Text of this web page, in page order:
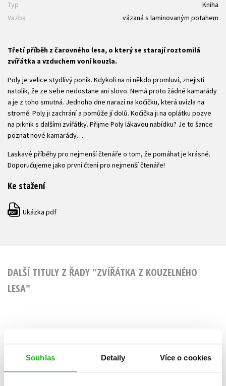
Souhlas Detaily Více o cookies
Typ
Kniha
Vazba
vázaná s laminovaným potahem
Třetí příběh z čarovného lesa, o který se starají roztomilá
zvířátka a vzduchem voní kouzla.
Poly je velice stydlivý poník. Kdykoli na ni někdo promluví, znejistí
natolik, že ze sebe nedostane ani slovo. Nemá proto žádné kamarády
a je z toho smutná. Jednoho dne narazí na kočičku, která uvízla na
stromě. Poly ji zachrání a pomůže jí dolů. Kočička ji na oplátku pozve
na piknik s dalšími zvířátky. Přijme Poly lákavou nabídku? Je to šance
poznat nové kamarády…
Laskavé příběhy pro nejmenší čtenáře o tom, že pomáhat je krásné.
Doporučujeme jako první čtení pro nejmenší čtenáře!
Ke stažení
PDF Ukázka.pdf
DALŠÍ TITULY Z ŘADY "ZVÍŘÁTKA Z KOUZELNÉHO
LESA"
Zvířátka z
Kouzelného lesa -
Kočička Kity
Lily Small Lily